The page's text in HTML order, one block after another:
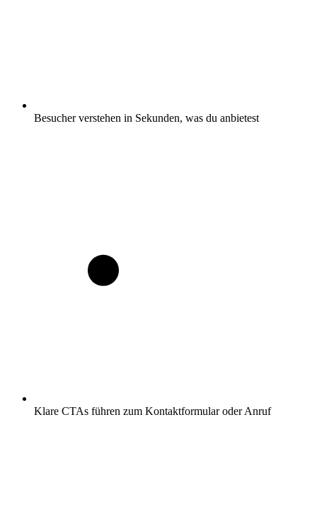
Besucher verstehen in Sekunden, was du anbietest
Klare CTAs führen zum Kontaktformular oder Anruf